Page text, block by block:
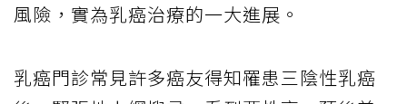
風險，實為乳癌治療的一大進展。
乳癌門診常見許多癌友得知罹患三陰性乳癌